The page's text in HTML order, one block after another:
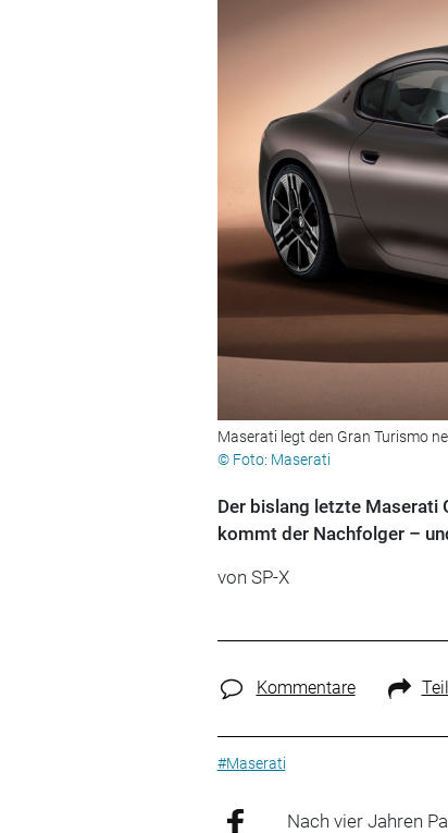
Maserati legt den Gran Turismo
© Foto: Maserati
Der bislang letzte Maserati
kommt der Nachfolger –
von SP-X
Kommentare
#Maserati
Nach vier Jahren